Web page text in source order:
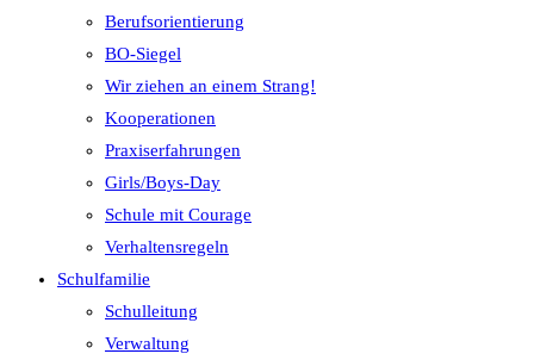
Berufsorientierung
BO-Siegel
Wir ziehen an einem Strang!
Kooperationen
Praxiserfahrungen
Girls/Boys-Day
Schule mit Courage
Verhaltensregeln
Schulfamilie
Schulleitung
Verwaltung